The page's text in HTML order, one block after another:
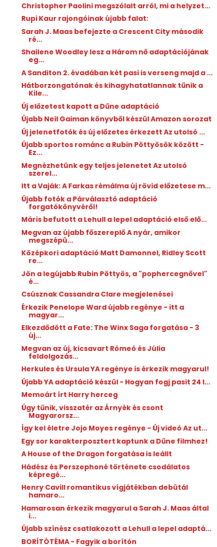
Christopher Paolini megszólalt arról, mi a helyzet...
Rupi Kaur rajongóinak újabb falat:
Sarah J. Maas befejezte a Crescent City második
ré...
Shailene Woodley lesz a Három nő adaptációjának
eg...
A Sanditon 2. évadában két pasi is verseng majd a ...
Hátborzongatónak és kihagyhatatlannak tűnik a
Kile...
Új előzetest kapott a Dűne adaptáció
Újabb Neil Gaiman könyvből készül Amazon sorozat
Új jelenetfotók és új előzetes érkezett Az utolsó ...
Újabb sportos románc a Rubin Pöttyösök között -
Ez...
Megnézhetünk egy teljes jelenetet Az utolsó
szerel...
Itt a Vaják: A Farkas rémálma új rövid előzetese m...
Újabb fotók a Párválasztó adaptáció
forgatókönyvéről!
Máris befutott a Lehull a lepel adaptáció első elő...
Megvan az újabb főszereplő A nyár, amikor
megszépü...
Középkori adaptáció Matt Damonnel, Ridley Scott
re...
Jön a legújabb Rubin Pöttyös, a "pophercegnővel"
é...
Csúsznak Cassandra Clare megjelenései
Érkezik Penelope Ward újabb regénye - itt a
magyar...
Elkezdődött a Fate: The Winx Saga forgatása - 3
új...
Megvan az új, kicsavart Rómeó és Júlia
feldolgozás...
Herkules és Ursula YA regénye is érkezik magyarul!
Újabb YA adaptáció készül - Hogyan fogj pasit 24 l...
Memoárt írt Harry herceg
Úgy tűnik, visszatér az Árnyék és csont
Magyarorsz...
Így kel életre Jojo Moyes regénye - Új videó Az ut...
Egy sor karakterposztert kaptunk a Dűne filmhez!
A House of the Dragon forgatása is leállt
Hádész és Perszephoné története csodálatos
képregé...
Henry Cavill romantikus vígjátékban debütál
hamaro...
Hamarosan érkezik magyarul a Sarah J. Maas által
i...
Újabb színész csatlakozott a Lehull a lepel adaptá...
BORÍTÓTÉMA - Fagyik a borítón